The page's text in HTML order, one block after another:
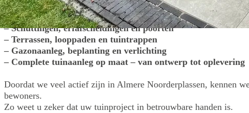
– Sierbestrating en opritten
– Overkappingen, pergola’s en vlonders
– Schuttingen, erfafscheidingen en poorten
– Terrassen, looppaden en tuintrappen
– Gazonaanleg, beplanting en verlichting
– Complete tuinaanleg op maat – van ontwerp tot oplevering
Doordat we veel actief zijn in Almere Noorderplassen, kennen
bewoners.
Zo weet u zeker dat uw tuinproject in betrouwbare handen is.